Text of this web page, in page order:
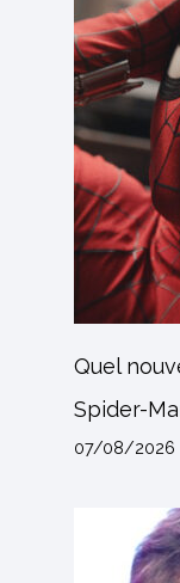
Quel
Spider-
07/08/2026